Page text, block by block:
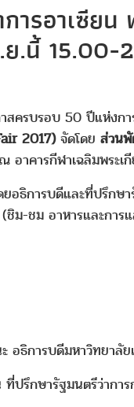
ารอาเซี
.นี้
สครบรอบ 50 ปีแห่งก
2017)จัดโดย ส่วน
าคารกีฬาเฉลิมพระเ
ธิการบดีและที่ปรึกษ
ม-ชม อาหารและกา
อธิการบดีมหาวิทยาลั
รึกษารัฐมนตรีว่าการ